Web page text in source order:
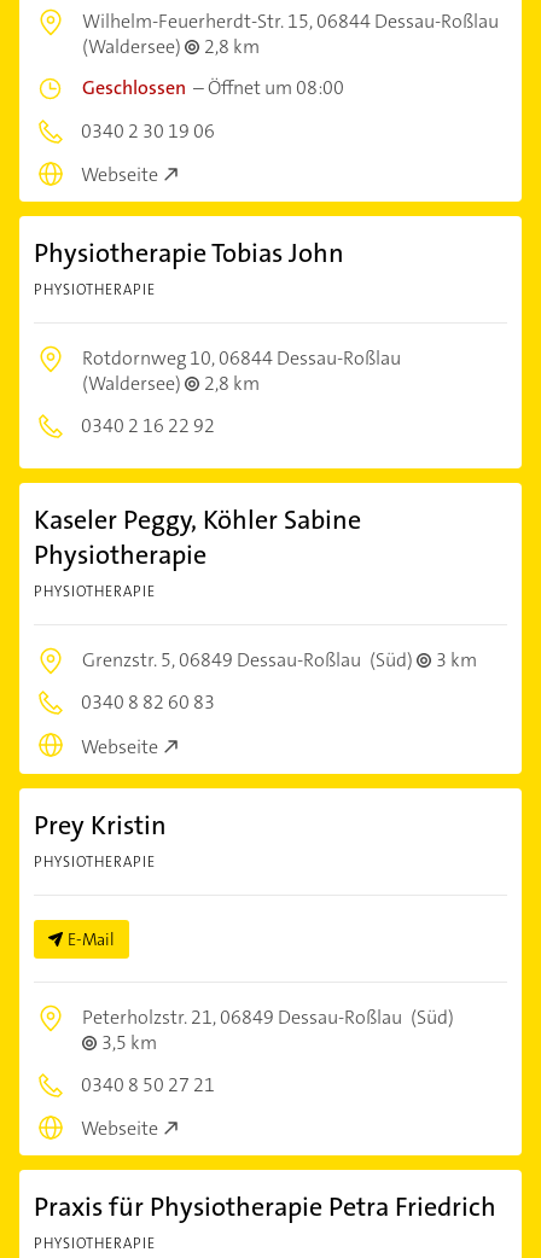
Wilhelm-Feuerherdt-Str. 15,06844 Dessau-Roßlau
(Waldersee)
2,8 km
Geschlossen –Öffnet um 08:00
0340 2 30 19 06
Webseite
Physiotherapie Tobias John
PHYSIOTHERAPIE
Rotdornweg 10,06844 Dessau-Roßlau
(Waldersee)
2,8 km
0340 2 16 22 92
Kaseler Peggy, Köhler Sabine
Physiotherapie
PHYSIOTHERAPIE
Grenzstr. 5,06849 Dessau-Roßlau (Süd)
3 km
0340 8 82 60 83
Webseite
Prey Kristin
PHYSIOTHERAPIE
E-Mail
Peterholzstr. 21,06849 Dessau-Roßlau (Süd)
3,5 km
0340 8 50 27 21
Webseite
Praxis für Physiotherapie Petra Friedrich
PHYSIOTHERAPIE